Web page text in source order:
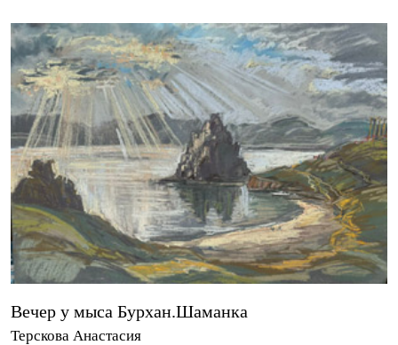
Вечер у мыса Бурхан.Шаманка
Терскова Анастасия